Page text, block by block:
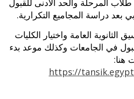
طلاب المرحلة والحد الأدنى للقبول
بعد دراسة المجاميع التكرارية.
الثانوية العامة واختيار الكليات
في الجامعات وكذلك موعد بدء
هنا:
https://